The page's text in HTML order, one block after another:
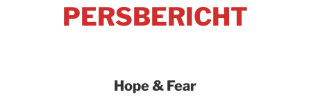
PERSBERICHT
Hope & Fear